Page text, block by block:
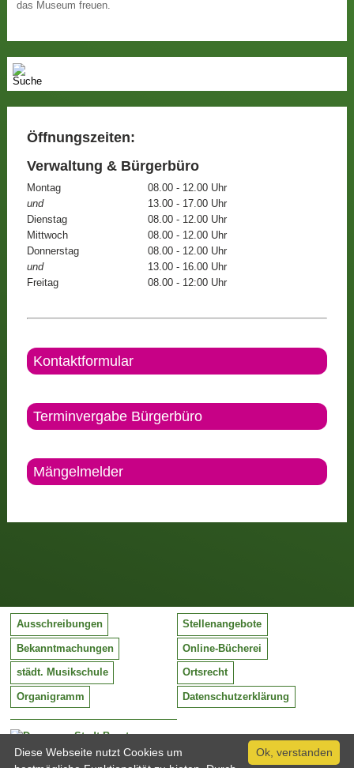
das Museum freuen.
Öffnungszeiten:
Verwaltung & Bürgerbüro
Montag
08.00 - 12.00 Uhr
und
13.00 - 17.00 Uhr
Dienstag
08.00 - 12.00 Uhr
Mittwoch
08.00 - 12.00 Uhr
Donnerstag
08.00 - 12.00 Uhr
und
13.00 - 16.00 Uhr
Freitag
08.00 - 12:00 Uhr
Kontaktformular
Terminvergabe Bürgerbüro
Mängelmelder
Stadt Barntrup
Mittelstraße 38
32683 Barntrup
Ausschreibungen Stellenangebote
Bekanntmachungen Online-Bücherei
städt. Musikschule Ortsrecht
Organigramm Datenschutzerklärung
Ok, verstanden
Diese Webseite nutzt Cookies um